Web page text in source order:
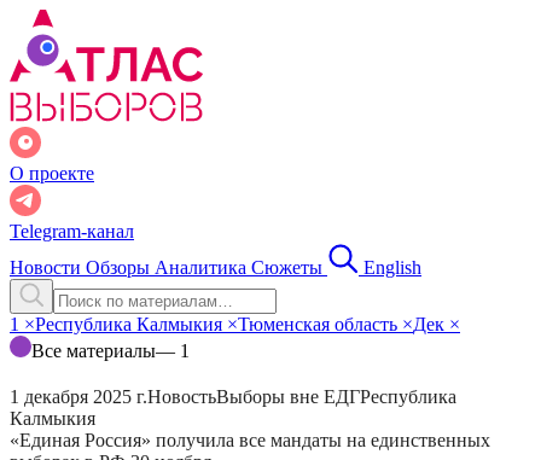
О проекте
Telegram-канал
Новости Обзоры Аналитика Сюжеты English
1 ×Республика Калмыкия ×Тюменская область ×Дек ×
Все материалы— 1
1 декабря 2025 г.НовостьВыборы вне ЕДГРеспублика
Калмыкия
«Единая Россия» получила все мандаты на единственных